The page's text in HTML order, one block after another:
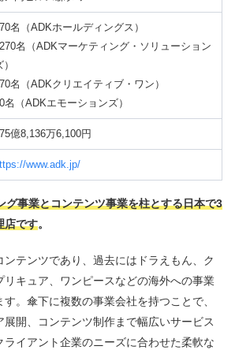
名（ADKホールディングス）
名（ADKマーケティング・ソリューション
）
名（ADKクリエイティブ・ワン）
名（ADKエモーションズ）
億8,136万6,100円
www.adk.jp/
グ事業とコンテンツ事業を柱とする日本で3
店です。
ンテンツであり、過去にはドラえもん、ク
リキュア、ワンピースなどの海外への事業
。傘下に複数の事業会社を持つことで、
展開、コンテンツ制作まで幅広いサービス
ライアント企業のニーズに合わせた柔軟な